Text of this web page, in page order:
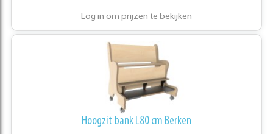
Log in om prijzen te bekijken
Hoogzit bank L80 cm Berken